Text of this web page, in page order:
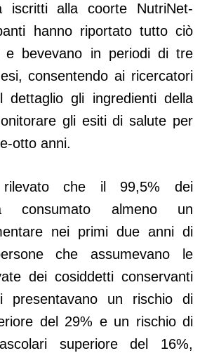
iscritti alla coorte NutriNet-
hanno riportato tutto ciò
e bevevano in periodi di tre
consentendo ai ricercatori
dettaglio gli ingredienti della
gli esiti di salute per
otto anni.
che il 99,5% dei
consumato almeno un
nei primi due anni di
che assumevano le
dei cosiddetti conservanti
presentavano un rischio di
del 29% e un rischio di
superiore del 16%,